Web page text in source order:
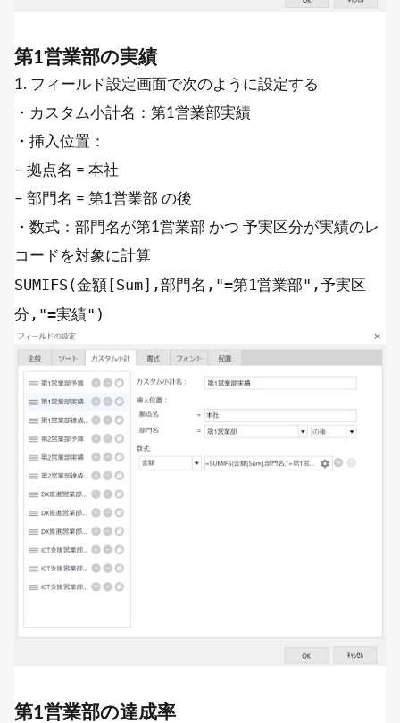
第1営業部の実績
1. フィールド設定画面で次のように設定する
・カスタム小計名：第1営業部実績
・挿入位置：
– 拠点名 = 本社
– 部門名 = 第1営業部 の後
・数式：部門名が第1営業部 かつ 予実区分が実績のレ
コードを対象に計算
SUMIFS (金額[Sum],部門名, "=第1営業部" ,予実区
分, "=実績" )
第1営業部の達成率